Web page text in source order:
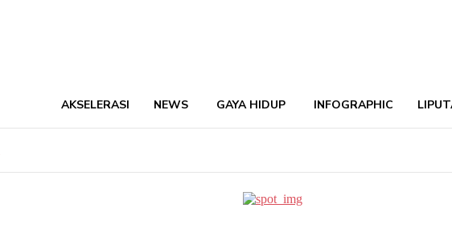
AKSELERASI NEWS GAYA HIDUP INFOGRAPHIC